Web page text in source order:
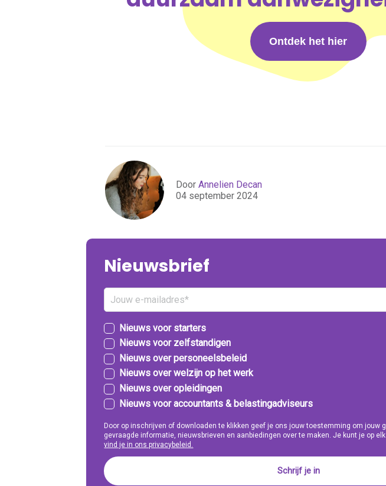
Ontdek het hier
DoorAnnelien Decan
04 september 2024
Nieuwsbrief
Nieuws voor starters
Nieuws voor zelfstandigen
Nieuws over personeelsbeleid
Nieuws over welzijn op het werk
Nieuws over opleidingen
Nieuws voor accountants & belastingadviseurs
Door op inschrijven of downloaden te klikken geef je ons jouw toestemming om jouw
gevraagde informatie, nieuwsbrieven en aanbiedingen over te maken. Je kunt je op
vind je in ons privacybeleid.